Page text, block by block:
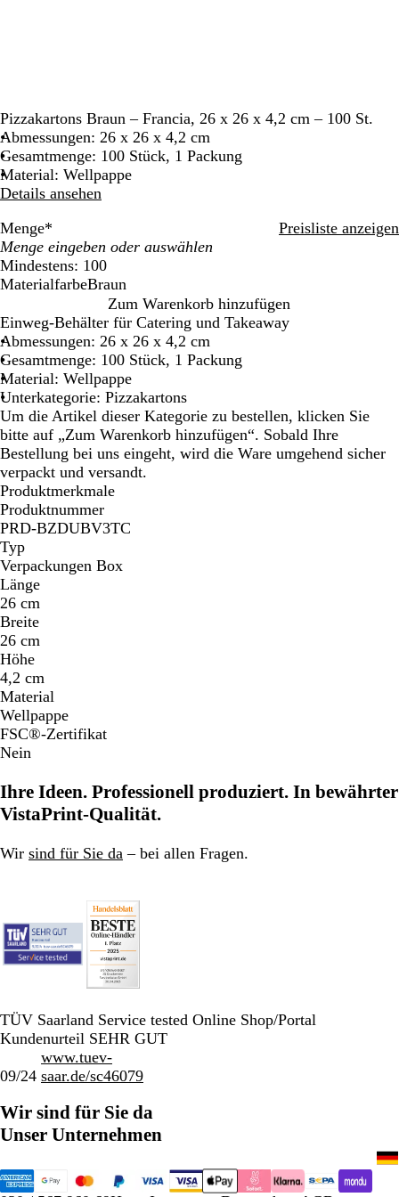
Pizzakartons Braun – Francia, 26 x 26 x 4,2 cm – 100 St.
Abmessungen: 26 x 26 x 4,2 cm
Gesamtmenge: 100 Stück, 1 Packung
Material: Wellpappe
Details ansehen
Menge* Preisliste anzeigen
Mindestens: 100
MaterialfarbeBraun
r
a
u
n
Zum Warenkorb hinzufügen
Einweg-Behälter für Catering und Takeaway
Abmessungen: 26 x 26 x 4,2 cm
Gesamtmenge: 100 Stück, 1 Packung
Material: Wellpappe
Unterkategorie: Pizzakartons
Um die Artikel dieser Kategorie zu bestellen, klicken Sie
bitte auf „Zum Warenkorb hinzufügen“. Sobald Ihre
Bestellung bei uns eingeht, wird die Ware umgehend sicher
verpackt und versandt.
Produktmerkmale
Produktnummer
PRD-BZDUBV3TC
Typ
Verpackungen Box
Länge
26 cm
Breite
26 cm
Höhe
4,2 cm
Material
Wellpappe
FSC®-Zertifikat
Nein
Ihre Ideen. Professionell produziert. In bewährter
VistaPrint-Qualität.
Wir sind für Sie da – bei allen Fragen.
TÜV Saarland Service tested Online Shop/Portal
Kundenurteil SEHR GUT
09/24
www.tuev-
saar.de/sc46079
Wir sind für Sie da
Unser Unternehmen